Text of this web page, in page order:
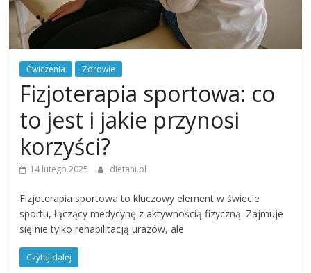
Ćwiczenia Zdrowie
Fizjoterapia sportowa: co
to jest i jakie przynosi
korzyści?
14 lutego 2025 dietani.pl
Fizjoterapia sportowa to kluczowy element w świecie
sportu, łączący medycynę z aktywnością fizyczną. Zajmuje
się nie tylko rehabilitacją urazów, ale
Czytaj dalej